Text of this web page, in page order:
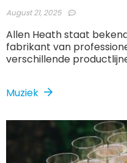
August 21, 2025
Allen Heath staat
fabrikant van
verschillende
Muziek